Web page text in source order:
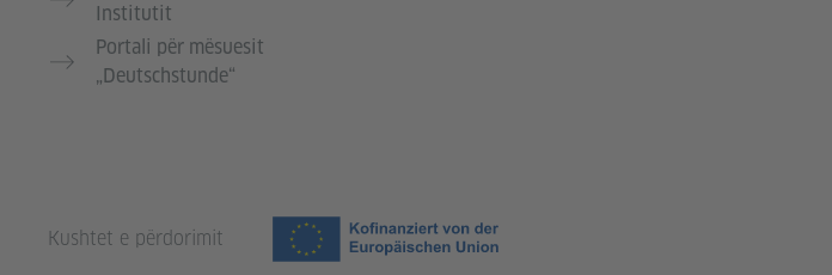
Institutit
Portali për mësuesit
„Deutschstunde“
Kushtet e përdorimit